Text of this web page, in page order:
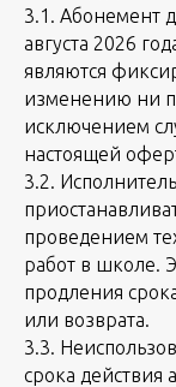
3.1. Абонемент
августа 2026
являются
изменению ни
исключением
настоящей
3.2.
проведением
работ в школе.
продления
или возврата.
3.3.
срока действия